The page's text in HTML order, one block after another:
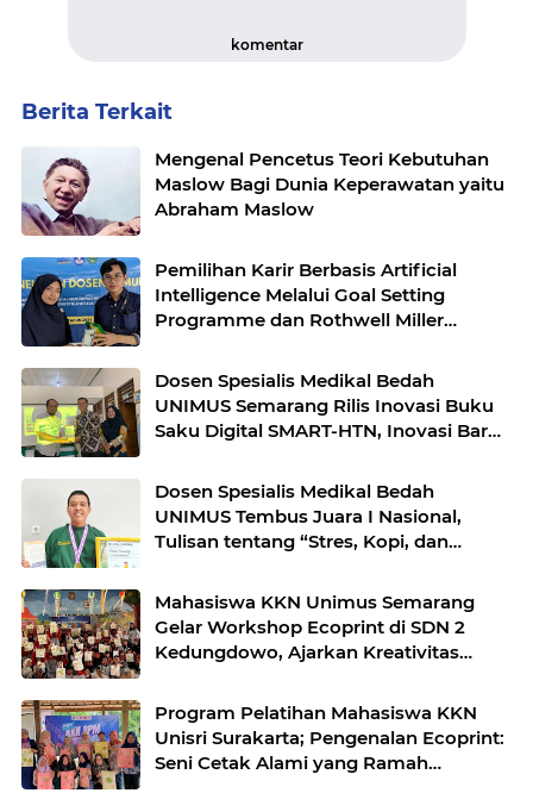
komentar
Berita Terkait
Mengenal Pencetus Teori Kebutuhan
Maslow Bagi Dunia Keperawatan yaitu
Abraham Maslow
Pemilihan Karir Berbasis Artificial
Intelligence Melalui Goal Setting
Programme dan Rothwell Miller
Yogyakarta
Dosen Spesialis Medikal Bedah
UNIMUS Semarang Rilis Inovasi Buku
Saku Digital SMART-HTN, Inovasi Baru
Hipertensi
Dosen Spesialis Medikal Bedah
UNIMUS Tembus Juara I Nasional,
Tulisan tentang “Stres, Kopi, dan
Mahasiswa KKN Unimus Semarang
Gelar Workshop Ecoprint di SDN 2
Kedungdowo, Ajarkan Kreativitas
Program Pelatihan Mahasiswa KKN
Unisri Surakarta; Pengenalan Ecoprint:
Seni Cetak Alami yang Ramah